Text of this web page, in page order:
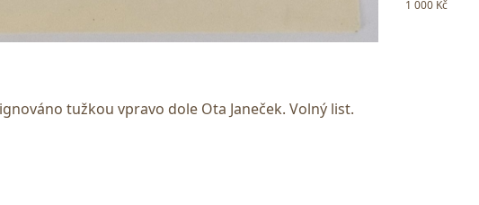
tužkou vpravo dole Ota Janeček. Volný list.
1 000 Kč